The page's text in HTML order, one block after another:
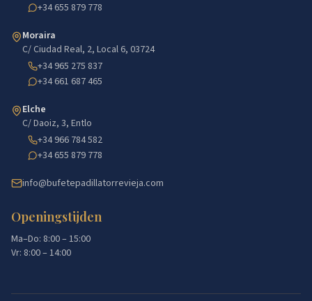
+34 655 879 778
Moraira
C/ Ciudad Real, 2, Local 6, 03724
+34 965 275 837
+34 661 687 465
Elche
C/ Daoiz, 3, Entlo
+34 966 784 582
+34 655 879 778
info@bufetepadillatorrevieja.com
Openingstijden
Ma–Do: 8:00 – 15:00
Vr: 8:00 – 14:00